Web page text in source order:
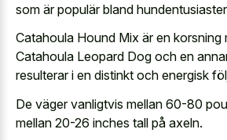
som är populär bland
Catahoula Hound Mix är en korsning
Catahoula Leopard Dog och en
resulterar i en distinkt och energisk
De väger vanligtvis mellan 60-80
mellan 20-26 inches tall på axeln.